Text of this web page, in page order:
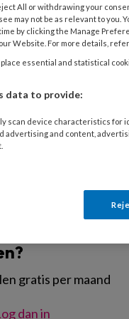
wenst
van
zaken wil het
Kruijs-
neemt de
gratis per maand
dan in
All or withdrawing your
may not be as relevant to you.
by clicking the Manage
Website. For more details, refer
essential and statistical
data to provide:
scan device characteristics for
advertising and content,